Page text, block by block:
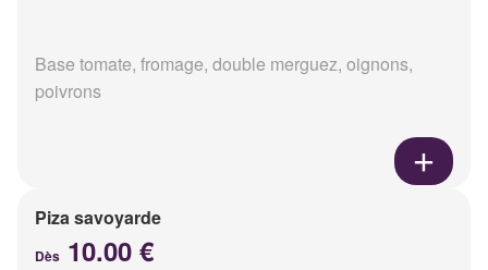
Base tomate, fromage, double merguez, oignons,
poivrons
Piza savoyarde
Dès 10.00 €